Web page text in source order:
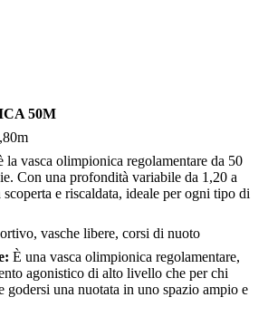
50M
la vasca olimpionica regolamentare da 50
Con una profondità variabile da 1,20 a
e riscaldata, ideale per ogni tipo di
vasche libere, corsi di nuoto
È una vasca olimpionica regolamentare,
agonistico di alto livello che per chi
godersi una nuotata in uno spazio ampio e